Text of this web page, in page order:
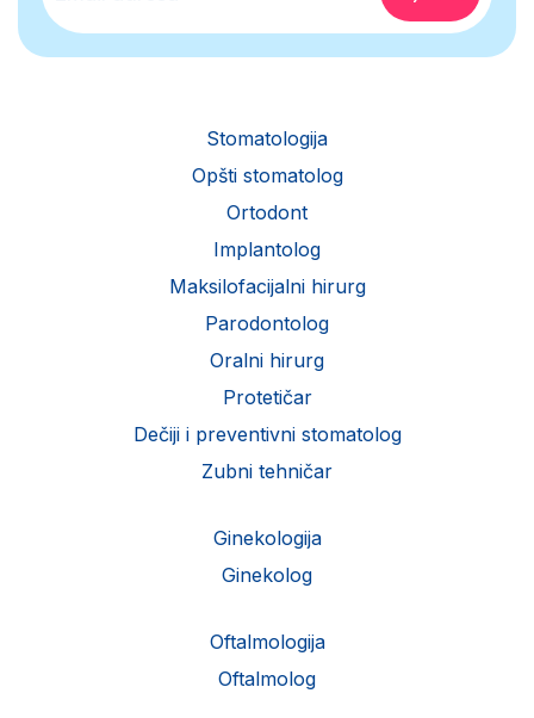
Stomatologija
Opšti stomatolog
Ortodont
Implantolog
Maksilofacijalni hirurg
Parodontolog
Oralni hirurg
Protetičar
Dečiji i preventivni stomatolog
Zubni tehničar
Ginekologija
Ginekolog
Oftalmologija
Oftalmolog